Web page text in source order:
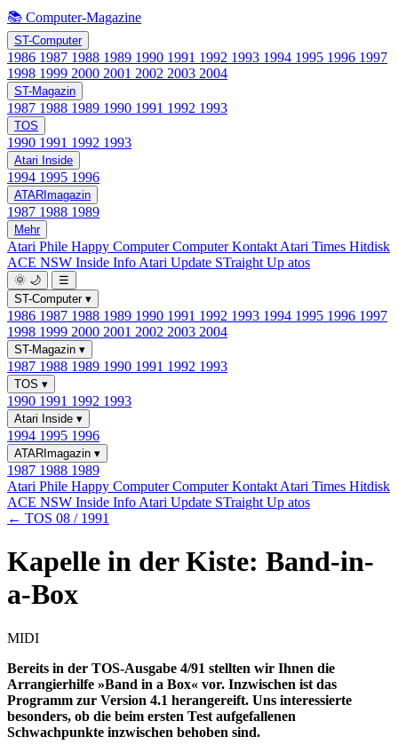
📚 Computer-Magazine
ST-Computer
1986 1987 1988 1989 1990 1991 1992 1993 1994 1995 1996 1997
1998 1999 2000 2001 2002 2003 2004
ST-Magazin
1987 1988 1989 1990 1991 1992 1993
TOS
1990 1991 1992 1993
Atari Inside
1994 1995 1996
ATARImagazin
1987 1988 1989
Mehr
Atari Phile Happy ComputerComputer Kontakt Atari Times Hitdisk
ACE NSW Inside Info Atari Update STraight Up atos
🌞 🌙
☰
ST-Computer ▾
1986 1987 1988 1989 1990 1991 1992 1993 1994 1995 1996 1997
1998 1999 2000 2001 2002 2003 2004
ST-Magazin ▾
1987 1988 1989 1990 1991 1992 1993
TOS ▾
1990 1991 1992 1993
Atari Inside ▾
1994 1995 1996
ATARImagazin ▾
1987 1988 1989
Atari Phile Happy ComputerComputer Kontakt Atari Times Hitdisk
ACE NSW Inside Info Atari Update STraight Up atos
← TOS 08 / 1991
Kapelle in der Kiste: Band-in-
a-Box
MIDI
Bereits in der TOS-Ausgabe 4/91 stellten wir Ihnen die
Arrangierhilfe »Band in a Box« vor. Inzwischen ist das
Programm zur Version 4.1 herangereift. Uns interessierte
besonders, ob die beim ersten Test aufgefallenen
Schwachpunkte inzwischen behoben sind.